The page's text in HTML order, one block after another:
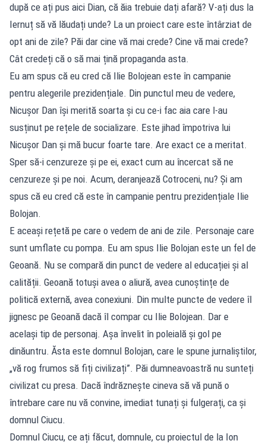
după ce ați pus aici Dian, că ăia trebuie dați afară? V-ați dus la
Iernuț să vă lăudați unde? La un proiect care este întârziat de
opt ani de zile? Păi dar cine vă mai crede? Cine vă mai crede?
Cât credeți că o să mai țină propaganda asta.
Eu am spus că eu cred că Ilie Bolojean este în campanie
pentru alegerile prezidențiale. Din punctul meu de vedere,
Nicușor Dan își merită soarta și cu ce-i fac aia care l-au
susținut pe rețele de socializare. Este jihad împotriva lui
Nicușor Dan și mă bucur foarte tare. Are exact ce a meritat.
Sper să-i cenzureze și pe ei, exact cum au încercat să ne
cenzureze și pe noi. Acum, deranjează Cotroceni, nu? Și am
spus că eu cred că este în campanie pentru prezidențiale Ilie
Bolojan.
E aceași rețetă pe care o vedem de ani de zile. Personaje care
sunt umflate cu pompa. Eu am spus Ilie Bolojan este un fel de
Geoană. Nu se compară din punct de vedere al educației și al
calității. Geoană totuși avea o aliură, avea cunoștințe de
politică externă, avea conexiuni. Din multe puncte de vedere îl
jignesc pe Geoană dacă îl compar cu Ilie Bolojean. Dar e
același tip de personaj. Așa învelit în poleială și gol pe
dinăuntru. Ăsta este domnul Bolojan, care le spune jurnaliștilor,
„vă rog frumos să fiți civilizați”. Păi dumneavoastră nu sunteți
civilizat cu presa. Dacă îndrăznește cineva să vă pună o
întrebare care nu vă convine, imediat tunați și fulgerați, ca și
domnul Ciucu.
Domnul Ciucu, ce ați făcut, domnule, cu proiectul de la Ion